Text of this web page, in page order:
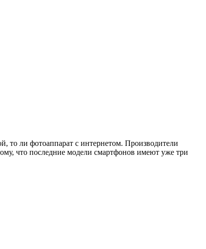
то ли фотоаппарат с интернетом. Производители
что последние модели смартфонов имеют уже три